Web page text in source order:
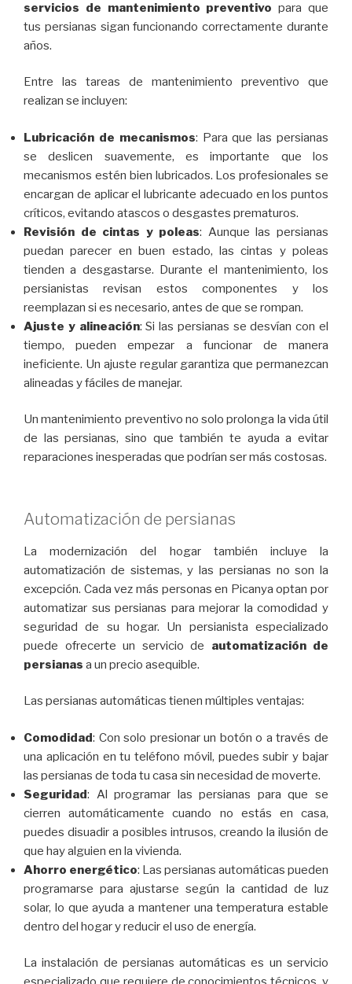
servicios de mantenimiento preventivo para que
tus persianas sigan funcionando correctamente durante
años.
Entre las tareas de mantenimiento preventivo que
realizan se incluyen:
Lubricación de mecanismos: Para que las persianas
se deslicen suavemente, es importante que los
mecanismos estén bien lubricados. Los profesionales se
encargan de aplicar el lubricante adecuado en los puntos
críticos, evitando atascos o desgastes prematuros.
Revisión de cintas y poleas: Aunque las persianas
puedan parecer en buen estado, las cintas y poleas
tienden a desgastarse. Durante el mantenimiento, los
persianistas revisan estos componentes y los
reemplazan si es necesario, antes de que se rompan.
Ajuste y alineación: Si las persianas se desvían con el
tiempo, pueden empezar a funcionar de manera
ineficiente. Un ajuste regular garantiza que permanezcan
alineadas y fáciles de manejar.
Un mantenimiento preventivo no solo prolonga la vida útil
de las persianas, sino que también te ayuda a evitar
reparaciones inesperadas que podrían ser más costosas.
Automatización de persianas
La modernización del hogar también incluye la
automatización de sistemas, y las persianas no son la
excepción. Cada vez más personas en Picanya optan por
automatizar sus persianas para mejorar la comodidad y
seguridad de su hogar. Un persianista especializado
puede ofrecerte un servicio de automatización de
persianas a un precio asequible.
Las persianas automáticas tienen múltiples ventajas:
Comodidad: Con solo presionar un botón o a través de
una aplicación en tu teléfono móvil, puedes subir y bajar
las persianas de toda tu casa sin necesidad de moverte.
Seguridad: Al programar las persianas para que se
cierren automáticamente cuando no estás en casa,
puedes disuadir a posibles intrusos, creando la ilusión de
que hay alguien en la vivienda.
Ahorro energético: Las persianas automáticas pueden
programarse para ajustarse según la cantidad de luz
solar, lo que ayuda a mantener una temperatura estable
dentro del hogar y reducir el uso de energía.
La instalación de persianas automáticas es un servicio